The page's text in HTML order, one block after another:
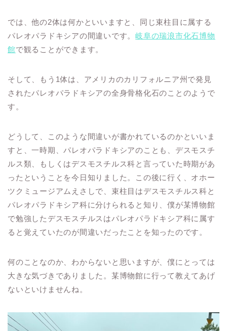
では、他の2体は何かといいますと、同じ束柱目に属する
パレオパラドキシアの間違いです。岐阜の瑞浪市化石博物
館で観ることができます。
そして、もう1体は、アメリカのカリフォルニア州で発見
されたパレオパラドキシアの全身骨格化石のことのようで
す。
どうして、このような間違いが書かれているのかといいま
すと、一時期、パレオパラドキシアのことも、デスモスチ
ルス類、もしくはデスモスチルス科と言っていた時期があ
ったということを今日知りました。この後に行く、オホー
ツクミュージアムえさしで、束柱目はデスモスチルス科と
パレオパラドキシア科に分けられると知り、僕が某博物館
で勉強したデスモスチルスはパレオパラドキシア科に属す
ると覚えていたのが間違いだったことを知ったのです。
何のことなのか、わからないと思いますが、僕にとっては
大きな気づきでありました。某博物館に行って教えてあげ
ないといけませんね。